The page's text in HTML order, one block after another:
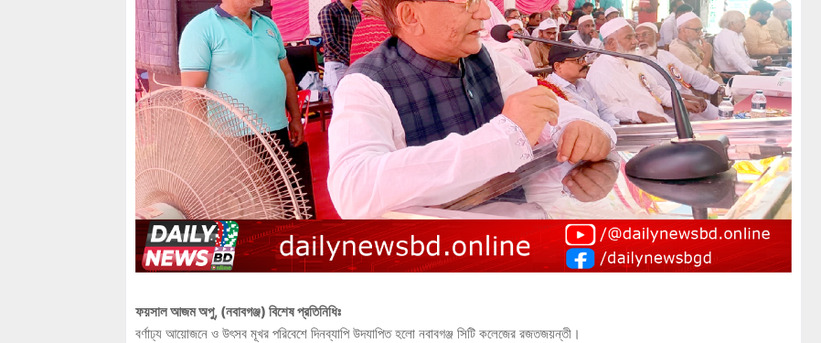
ফয়সাল আজম অপু, (নবাবগঞ্জ) বিশেষ প্রতিনিধিঃ
বর্ণাঢ্য আয়োজনে ও উৎসব মূখর পরিবেশে দিনব্যাপি উদযাপিত হলো নবাবগঞ্জ সিটি কলেজের রজতজয়ন্তী।